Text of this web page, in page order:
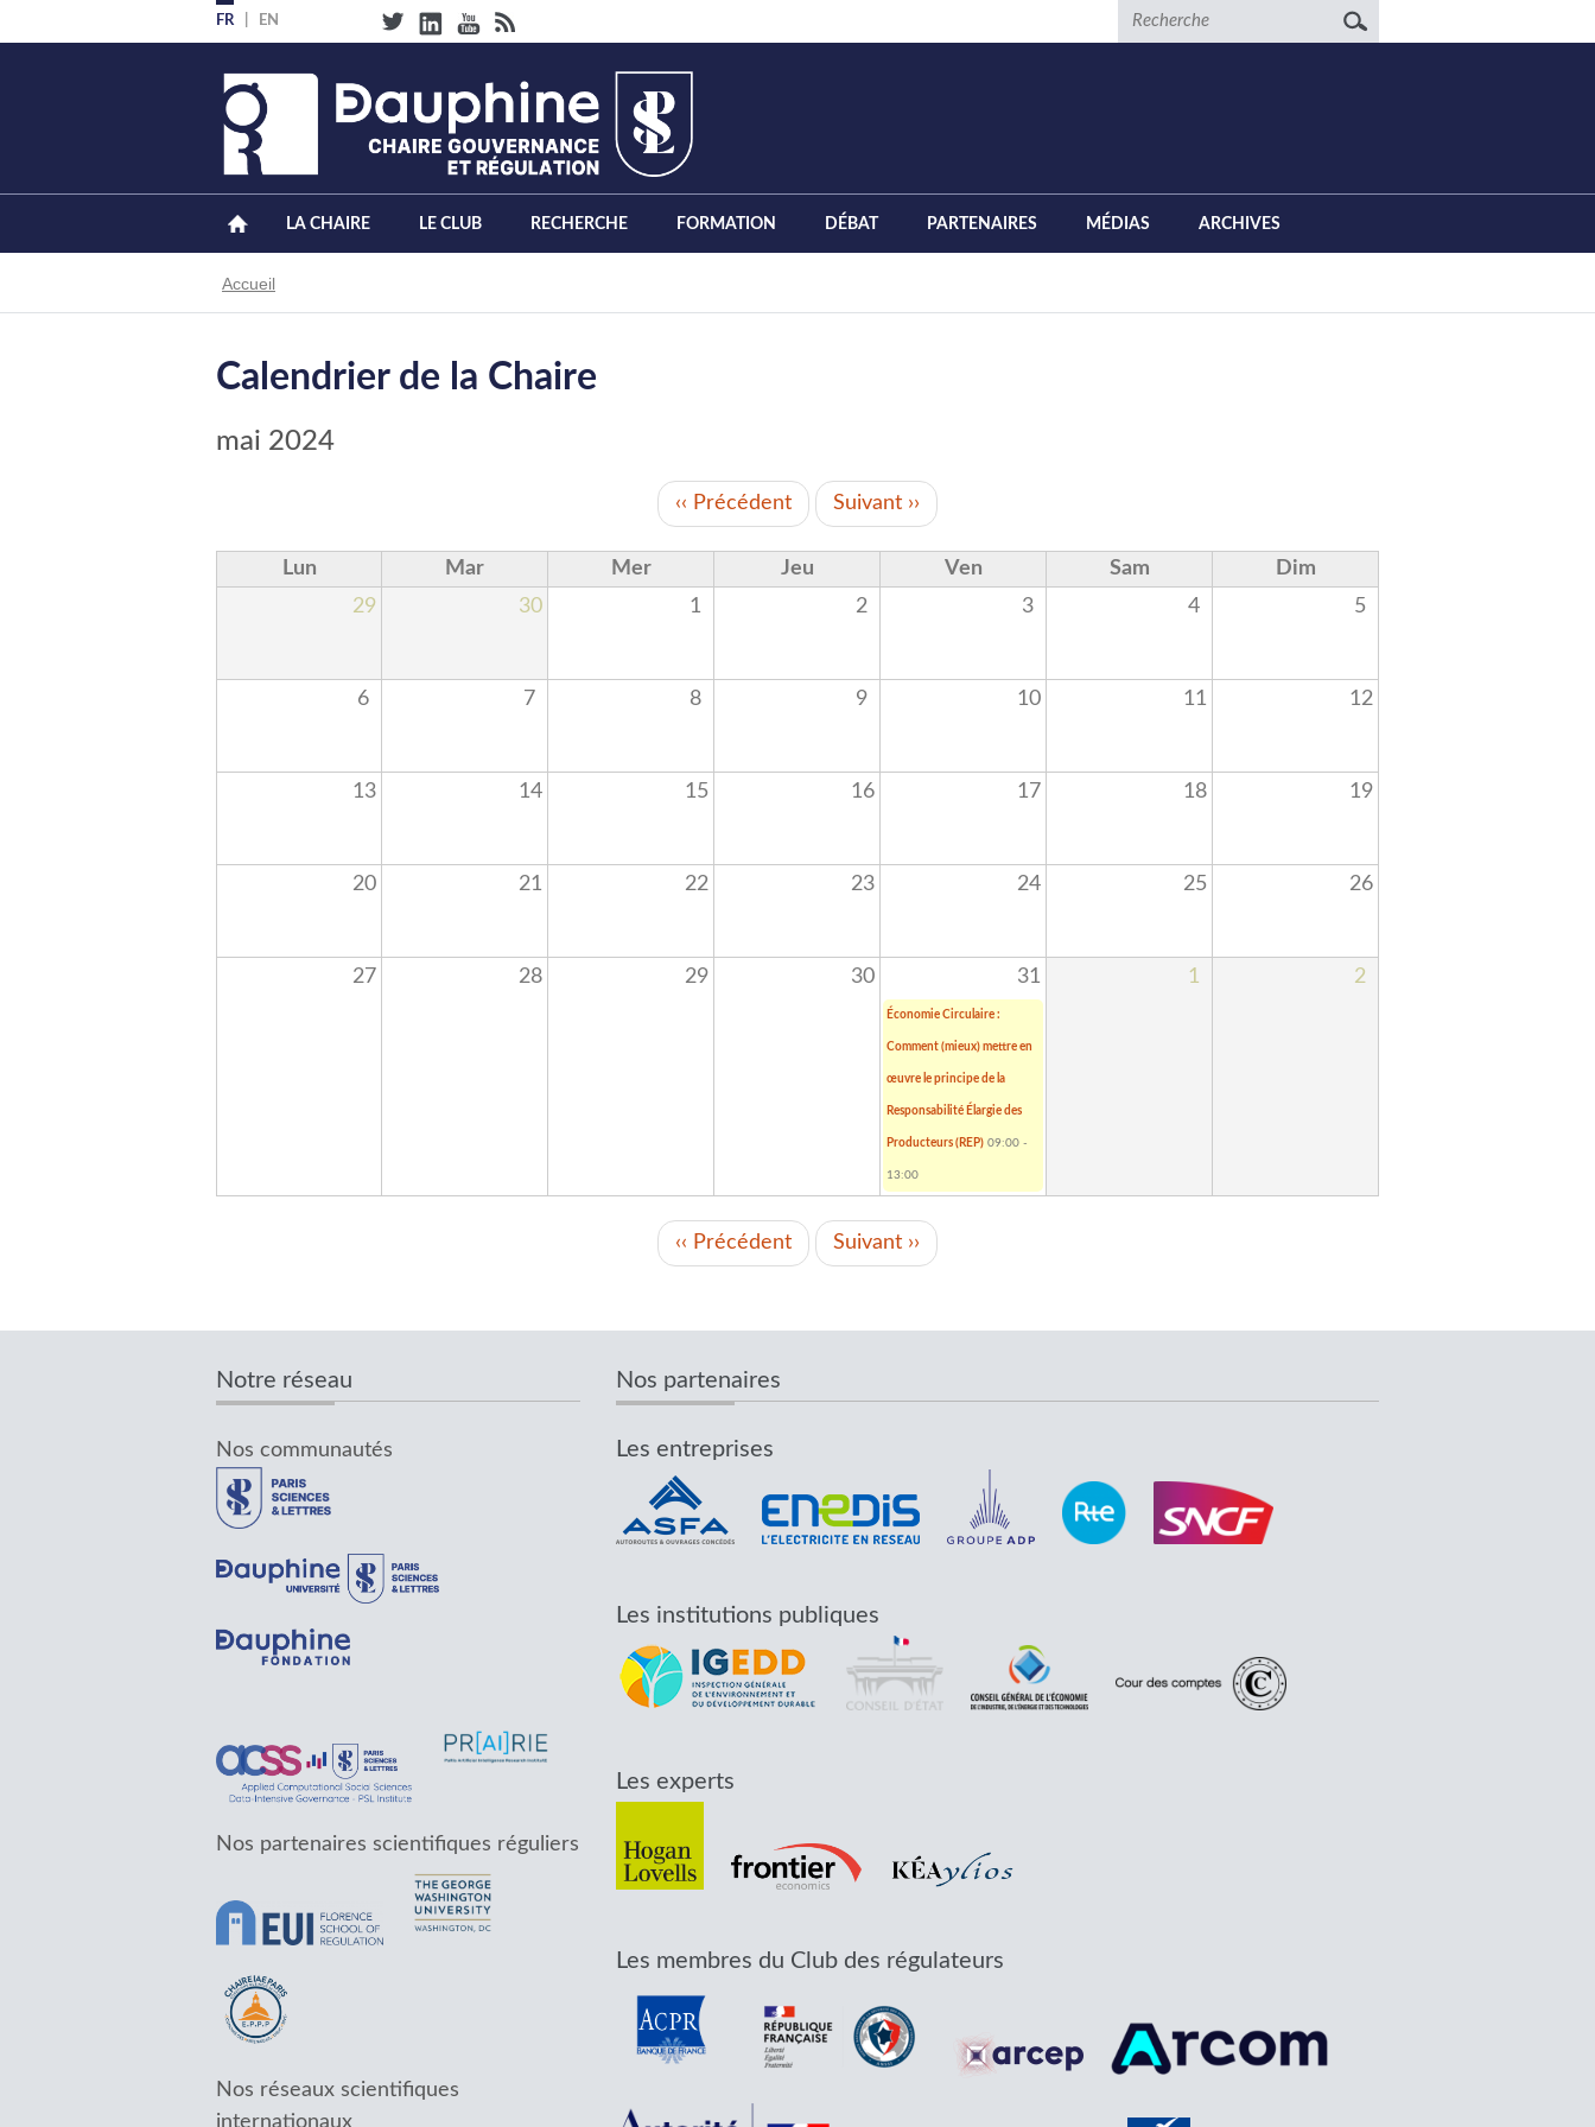
au
FR EN Recherche
LA CHAIRE LE CLUB RECHERCHE FORMATION DÉBAT PARTENAIRES MÉDIAS ARCHIVES
Fil
d'Ariane
Accueil
Calendrier de la Chaire
mai 2024
‹‹ Précédent Suivant ››
Lun Mar Mer Jeu Ven Sam
Dim
29
30 1 2 3 4 5
6 7 8 9 10 11 12
13 14 15 16 17 18 19
20 21 22 23 24 25 26
27 28 29 30 31 1 2
Économie Circulaire :
Comment (mieux) mettre en
œuvre le principe de la
Responsabilité Élargie des
Producteurs (REP) 09:00 -
13:00
‹‹ Précédent Suivant ››
Notre réseau
Nos communautés
Nos partenaires scientifiques réguliers
Nos réseaux scientifiques
Nos partenaires
Les entreprises
Les institutions publiques
Les experts
Les membres du Club des régulateurs